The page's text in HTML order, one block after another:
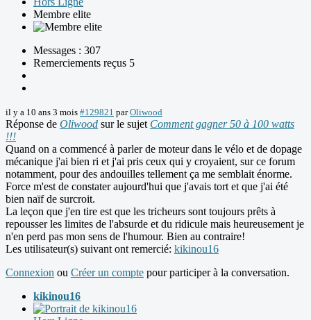
Membre elite
Messages : 307
Remerciements reçus 5
il y a 10 ans 3 mois #129821 parOliwood
Réponse de Oliwood sur le sujet Comment gagner 50 à 100 watts
!!!
Quand on a commencé à parler de moteur dans le vélo et de dopage
mécanique j'ai bien ri et j'ai pris ceux qui y croyaient, sur ce forum
notamment, pour des andouilles tellement ça me semblait énorme.
Force m'est de constater aujourd'hui que j'avais tort et que j'ai été
bien naïf de surcroit.
La leçon que j'en tire est que les tricheurs sont toujours prêts à
repousser les limites de l'absurde et du ridicule mais heureusement je
n'en perd pas mon sens de l'humour. Bien au contraire!
Les utilisateur(s) suivant ont remercié: kikinou16
Connexion ou Créer un compte pour participer à la conversation.
kikinou16